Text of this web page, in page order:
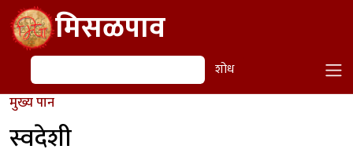
Skip to main contentमिसळपाव
शोध शोध
मुख्य पान
स्वदेशी